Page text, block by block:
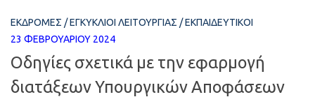
ΕΚΔΡΟΜΈΣ /ΕΓΚΎΚΛΙΟΙ ΛΕΙΤΟΥΡΓΊΑΣ /ΕΚΠΑΙΔΕΥΤΙΚΟΊ
23 ΦΕΒΡΟΥΑΡΊΟΥ 2024
Οδηγίες σχετικά με την εφαρμογή
διατάξεων Υπουργικών Αποφάσεων